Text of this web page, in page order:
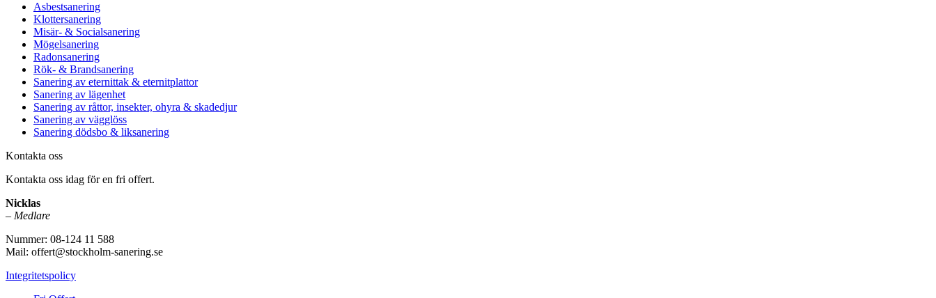
Asbestsanering
Klottersanering
Misär- & Socialsanering
Mögelsanering
Radonsanering
Rök- & Brandsanering
Sanering av eternittak & eternitplattor
Sanering av lägenhet
Sanering av råttor, insekter, ohyra & skadedjur
Sanering av vägglöss
Sanering dödsbo & liksanering
Kontakta oss
Kontakta oss idag för en fri offert.
Nicklas
– Medlare
Nummer: 08-124 11 588
Mail: offert@stockholm-sanering.se
Integritetspolicy